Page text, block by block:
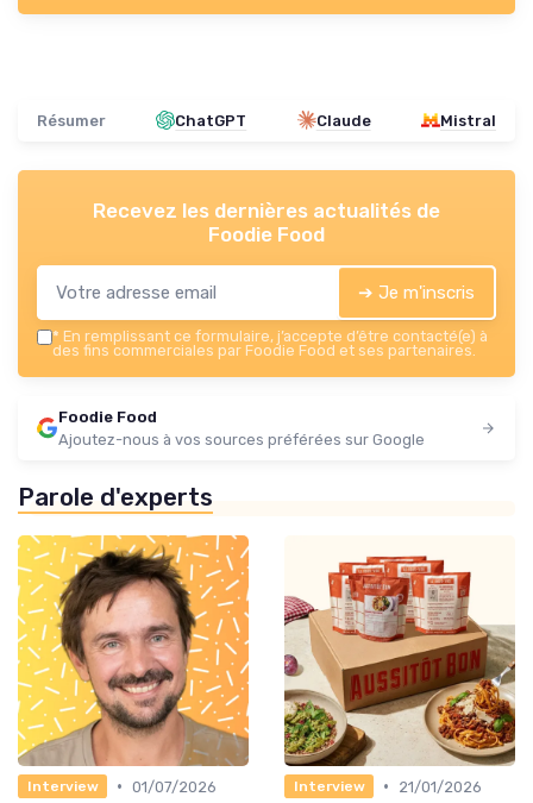
Résumer ChatGPT Claude Mistral
Recevez les dernières actualités de
Foodie Food
➔ Je m'inscris
* En remplissant ce formulaire, j’accepte d’être contacté(e) à
des fins commerciales par Foodie Food et ses partenaires.
Foodie Food
Ajoutez-nous à vos sources préférées sur Google
Parole d'experts
Interview • 01/07/2026
Interview •
21/01/2026